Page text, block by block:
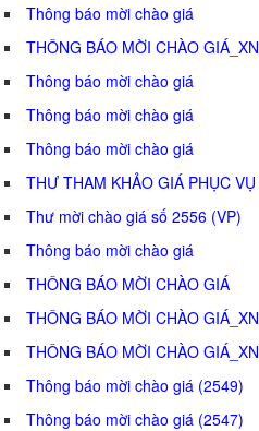
Thông báo mời chào giá
THÔNG BÁO MỜI CHÀO
Thông báo mời chào giá
Thông báo mời chào giá
Thông báo mời chào giá
THƯ THAM KHẢO GIÁ PHỤC
Thư mời chào giá số 2556 (VP)
Thông báo mời chào giá
THÔNG BÁO MỜI CHÀO GIÁ
THÔNG BÁO MỜI CHÀO
THÔNG BÁO MỜI CHÀO
Thông báo mời chào giá (2549)
Thông báo mời chào giá (2547)